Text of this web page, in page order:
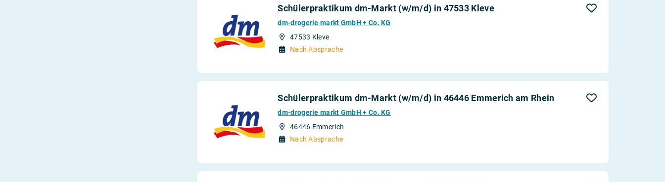
Schülerpraktikum dm-Markt (w/m/d) in 47533 Kleve
dm-drogerie markt GmbH + Co. KG
47533 Kleve
Nach Absprache
Schülerpraktikum dm-Markt (w/m/d) in 46446 Emmerich am Rhein
dm-drogerie markt GmbH + Co. KG
46446 Emmerich
Nach Absprache